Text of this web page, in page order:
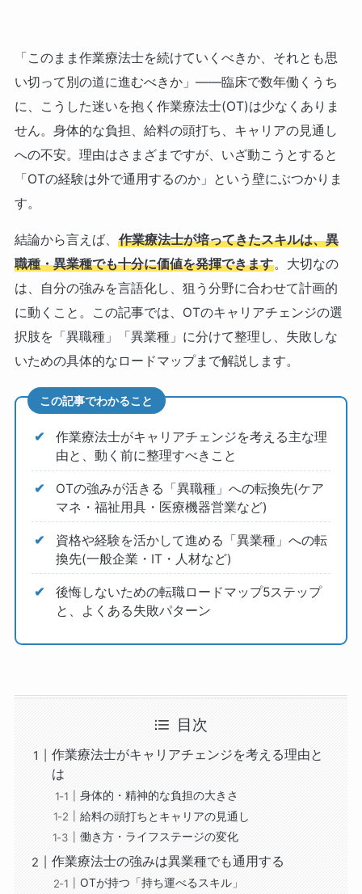
「このまま作業療法士を続けていくべきか、それとも思
い切って別の道に進むべきか」——臨床で数年働くうち
に、こうした迷いを抱く作業療法士(OT)は少なくありま
せん。身体的な負担、給料の頭打ち、キャリアの見通し
への不安。理由はさまざまですが、いざ動こうとすると
「OTの経験は外で通用するのか」という壁にぶつかりま
す。
結論から言えば、 作業療法士が培ってきたスキルは、異
職種・異業種でも十分に価値を発揮できます。大切なの
は、自分の強みを言語化し、狙う分野に合わせて計画的
に動くこと。この記事では、OTのキャリアチェンジの選
択肢を「異職種」「異業種」に分けて整理し、失敗しな
いための具体的なロードマップまで解説します。
この記事でわかること
作業療法士がキャリアチェンジを考える主な理
由と、動く前に整理すべきこと
OTの強みが活きる「異職種」への転換先(ケア
マネ・福祉用具・医療機器営業など)
資格や経験を活かして進める「異業種」への転
換先(一般企業・IT・人材など)
後悔しないための転職ロードマップ5ステップ
と、よくある失敗パターン
目次
作業療法士がキャリアチェンジを考える理由と
は
身体的・精神的な負担の大きさ
給料の頭打ちとキャリアの見通し
働き方・ライフステージの変化
作業療法士の強みは異業種でも通用する
OTが持つ「持ち運べるスキル」